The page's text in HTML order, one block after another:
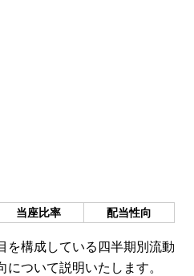
当座比率 配当性向
を構成している四半期別流動
ついて説明いたします。